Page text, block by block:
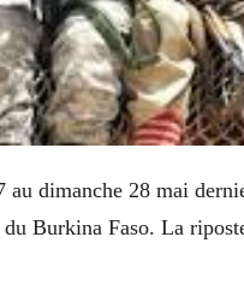
au dimanche 28 mai
Burkina Faso. La